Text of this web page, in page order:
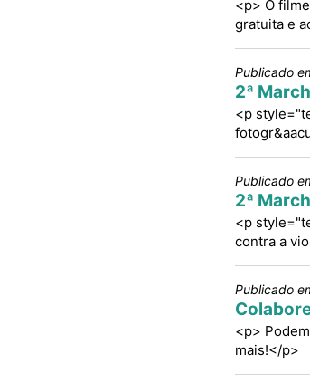
<p> O
gratuita e
Publicado
2ª
<p
Publicado
2ª
<p
contra a
Publicado
<p>
mais!</p>